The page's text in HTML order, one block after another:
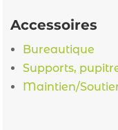
Accessoires
Bureautique
Supports,
Maintien/